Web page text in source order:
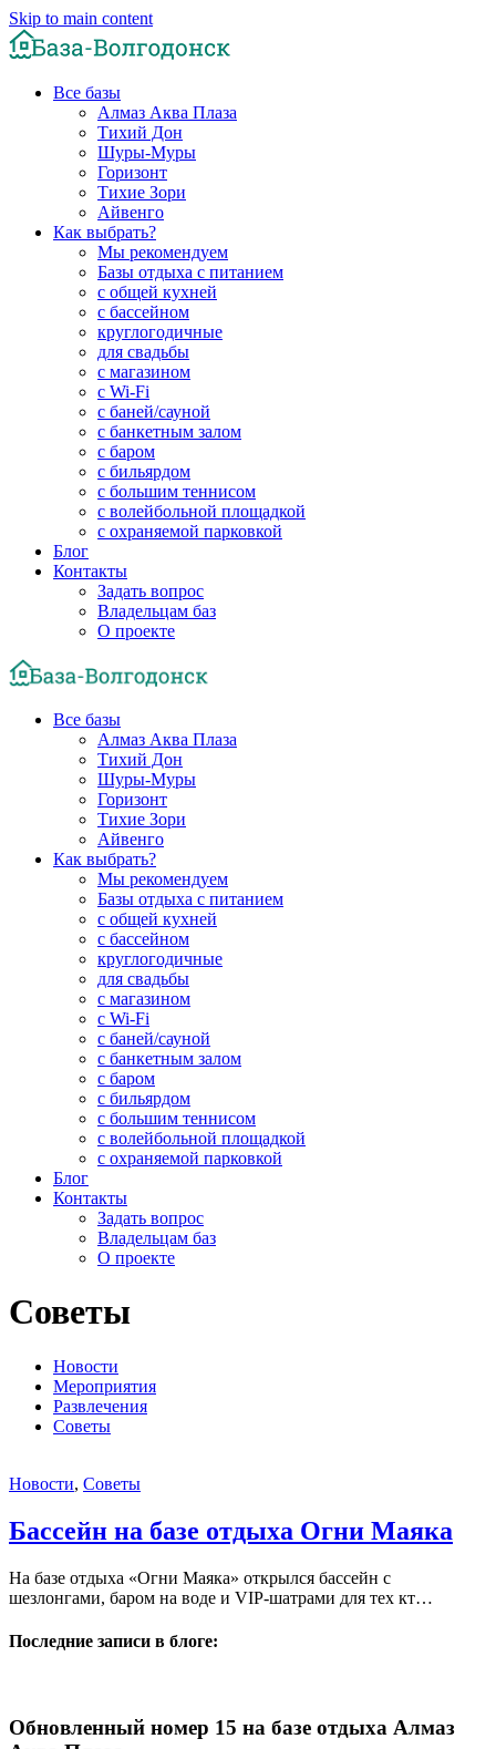
Skip to main content
Все базы
Алмаз Аква Плаза
Тихий Дон
Шуры-Муры
Горизонт
Тихие Зори
Айвенго
Как выбрать?
Мы рекомендуем
Базы отдыха с питанием
с общей кухней
с бассейном
круглогодичные
для свадьбы
с магазином
с Wi-Fi
с баней/сауной
с банкетным залом
с баром
с бильярдом
с большим теннисом
с волейбольной площадкой
с охраняемой парковкой
Блог
Контакты
Задать вопрос
Владельцам баз
О проекте
Все базы
Алмаз Аква Плаза
Тихий Дон
Шуры-Муры
Горизонт
Тихие Зори
Айвенго
Как выбрать?
Мы рекомендуем
Базы отдыха с питанием
с общей кухней
с бассейном
круглогодичные
для свадьбы
с магазином
с Wi-Fi
с баней/сауной
с банкетным залом
с баром
с бильярдом
с большим теннисом
с волейбольной площадкой
с охраняемой парковкой
Блог
Контакты
Задать вопрос
Владельцам баз
О проекте
Советы
Новости
Мероприятия
Развлечения
Советы
Новости, Советы
Бассейн на базе отдыха Огни Маяка
На базе отдыха «Огни Маяка» открылся бассейн с
шезлонгами, баром на воде и VIP-шатрами для тех кт…
Последние записи в блоге:
Обновленный номер 15 на базе отдыха Алмаз